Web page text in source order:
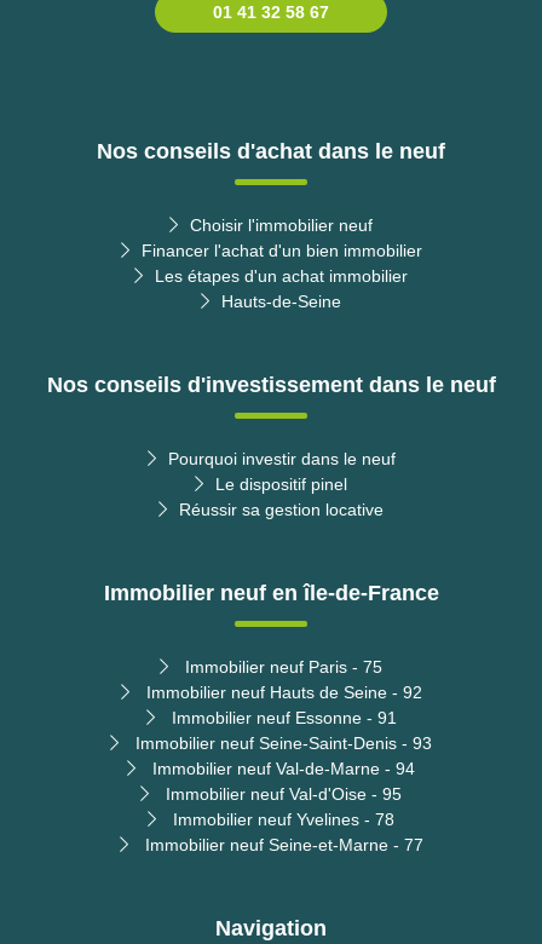
01 41 32 58 67
Nos conseils d'achat dans le neuf
Choisir l'immobilier neuf
Financer l'achat d'un bien immobilier
Les étapes d'un achat immobilier
Hauts-de-Seine
Nos conseils d'investissement dans le neuf
Pourquoi investir dans le neuf
Le dispositif pinel
Réussir sa gestion locative
Immobilier neuf en île-de-France
Immobilier neuf Paris - 75
Immobilier neuf Hauts de Seine - 92
Immobilier neuf Essonne - 91
Immobilier neuf Seine-Saint-Denis - 93
Immobilier neuf Val-de-Marne - 94
Immobilier neuf Val-d'Oise - 95
Immobilier neuf Yvelines - 78
Immobilier neuf Seine-et-Marne - 77
Navigation